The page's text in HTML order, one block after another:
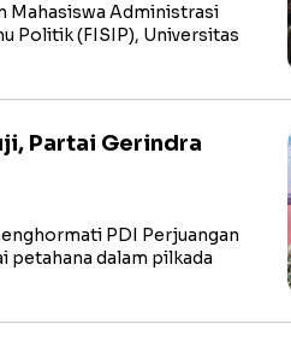
Mahasiswa Administrasi
Politik (FISIP), Universitas
Partai Gerindra
PDI Perjuangan
petahana dalam pilkada